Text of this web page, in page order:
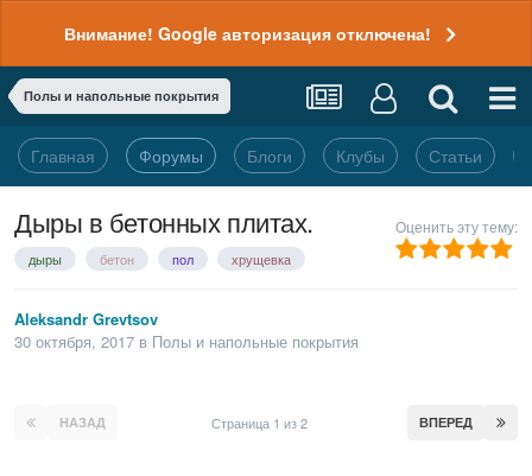
Внимание! Google авторизация отключена!
Полы и напольные покрытия
Главная Форумы Блоги Клубы Статьи
Дыры в бетонных плитах.
дыры бетон пол хрущевка
Оценить эту тему:
Aleksandr Grevtsov
30 октября, 2017 в Полы и напольные покрытия
НАЗАД ВПЕРЕД
Страница 1 из 2